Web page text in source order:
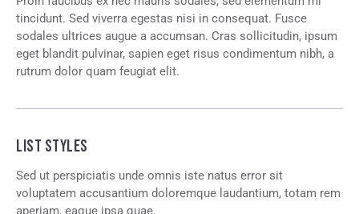
tincidunt. Sed viverra egestas nisi in consequat. Fusce
sodales ultrices augue a accumsan. Cras sollicitudin, ipsum
eget blandit pulvinar, sapien eget risus condimentum nibh, a
rutrum dolor quam feugiat elit.
LIST STYLES
Sed ut perspiciatis unde omnis iste natus error sit
voluptatem accusantium doloremque laudantium, totam rem
aperiam, eaque ipsa quae.